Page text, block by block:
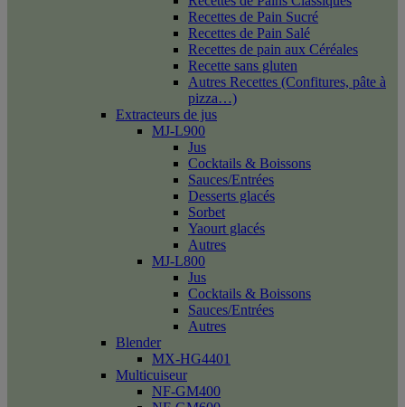
Recettes de Pain Sucré
Recettes de Pain Salé
Recettes de pain aux Céréales
Recette sans gluten
Autres Recettes (Confitures, pâte à
pizza…)
Extracteurs de jus
MJ-L900
Jus
Cocktails & Boissons
Sauces/Entrées
Desserts glacés
Sorbet
Yaourt glacés
Autres
MJ-L800
Jus
Cocktails & Boissons
Sauces/Entrées
Autres
Blender
MX-HG4401
Multicuiseur
NF-GM400